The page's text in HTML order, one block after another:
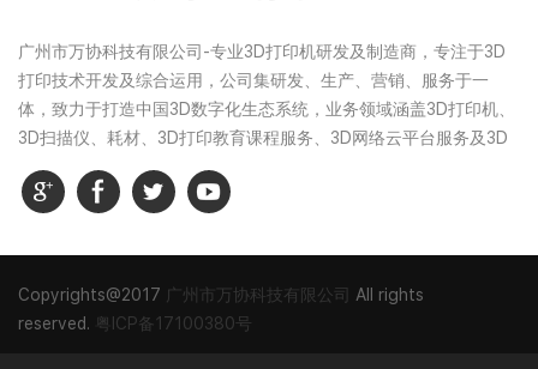
广州市万协科技有限公司-专业3D打印机研发及制造商，专注于3D
打印技术开发及综合运用，公司集研发、生产、营销、服务于一
体，致力于打造中国3D数字化生态系统，业务领域涵盖3D打印机、
3D扫描仪、耗材、3D打印教育课程服务、3D网络云平台服务及3D
打印一体化服务等，综合实力是中国3D打印行业具有影响力的创新
型高科技企业之一。
Copyrights@2017 广州市万协科技有限公司 All rights
reserved. 粤ICP备17100380号